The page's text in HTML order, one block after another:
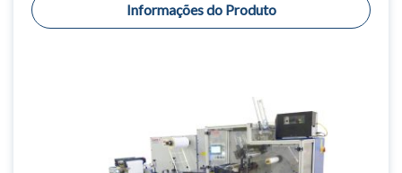
Informações do Produto